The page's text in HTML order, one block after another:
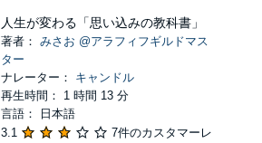
人生が変わる「思い込みの教科書」
著者： みさお @アラフィフギルドマス
ター
ナレーター： キャンドル
再生時間： 1 時間 13 分
言語： 日本語
3.1
7件のカスタマーレ